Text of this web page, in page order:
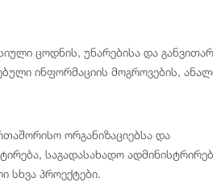
ცოდნის, უნარებისა და
ინფორმაციის მოგროვების,
ორგანიზაციებსა და
საგადასახადო
სხვა პროექტები.